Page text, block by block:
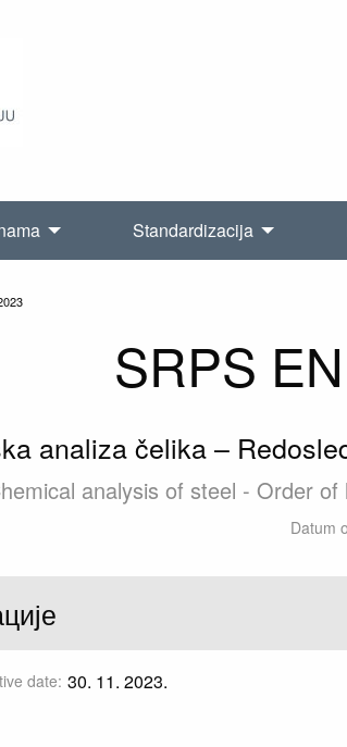
Standardizacija
SRPS
analiza čelika –
analysis of steel - Order
Datum
date: 30. 11. 2023.